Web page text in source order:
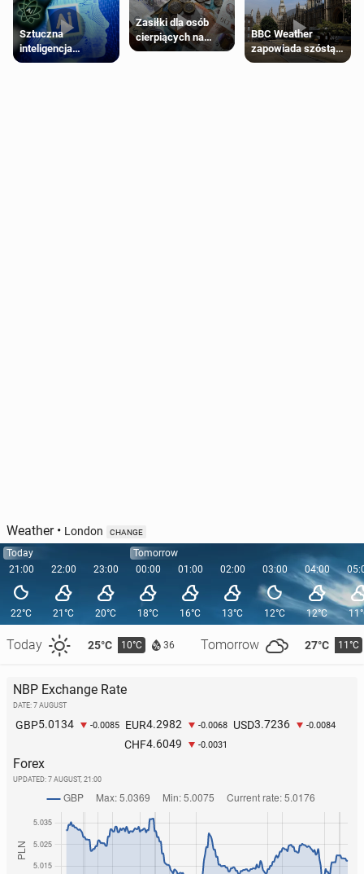
Sztuczna
inteligencja
próbowała oszukać
Zasiłki dla osób
cierpiących na
schorzenia
BBC Weather
zapowiada szóstą
falę upałów w
Weather• London CHANGE
Today
21:00
22°C
Today 25°C 10°C 36 Tomorrow 27°C 11°C
22:00
21°C
23:00
20°C
Tomorrow
00:00
18°C
01:00
16°C
02:00
13°C
03:00
12°C
04:00
12°C
NBP Exchange Rate
DATE: 7 AUGUST
GBP5.0134 -0.0085 EUR4.2982 -0.0068 USD3.7236 -0.0084
CHF4.6049 -0.0031
Forex
UPDATED: 7 AUGUST, 21:00